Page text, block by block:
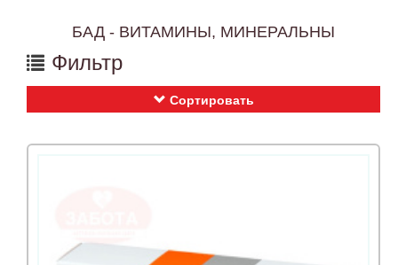
БАД - ВИТАМИНЫ, МИНЕРАЛЬНЫ
Фильтр
Сортировать